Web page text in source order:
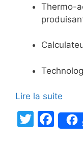
Thermo-
Lire la suite
T
F
a